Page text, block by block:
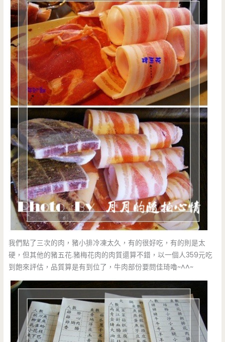
我們點了三次的肉，豬小排冷凍太久，有的很好吃，有的則是太
硬，但其他的豬五花.豬梅花肉的肉質還算不錯，以一個人359元吃
到飽來評估，品質算是有到位了，牛肉部份要問佳琦嚕~^^~